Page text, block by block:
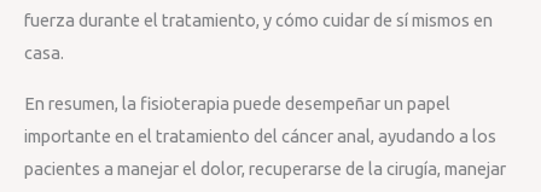
fuerza durante el tratamiento, y cómo cuidar de sí mismos en
casa.
En resumen, la fisioterapia puede desempeñar un papel
importante en el tratamiento del cáncer anal, ayudando a los
pacientes a manejar el dolor, recuperarse de la cirugía, manejar